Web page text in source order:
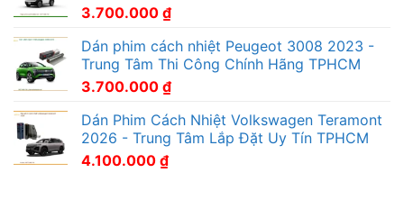
3.700.000 ₫
Dán phim cách nhiệt Peugeot 3008 2023 -
Trung Tâm Thi Công Chính Hãng TPHCM
3.700.000 ₫
Dán Phim Cách Nhiệt Volkswagen Teramont
2026 - Trung Tâm Lắp Đặt Uy Tín TPHCM
4.100.000 ₫